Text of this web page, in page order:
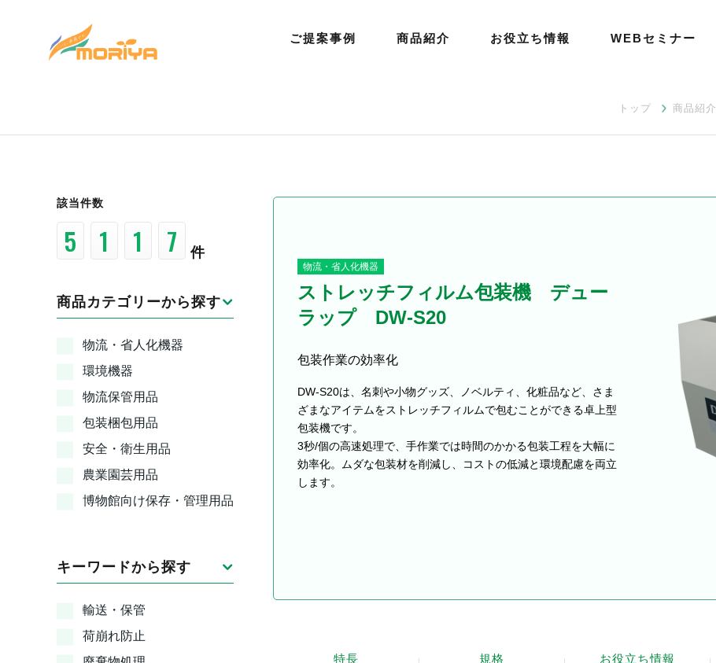
ご提案事例 商品紹介 お役立ち情報 WEBセミナー
トップ 商品紹介
該当件数
1 8 3 9 件
商品カテゴリーから探す
物流・省人化機器
環境機器
物流保管用品
包装梱包用品
安全・衛生用品
農業園芸用品
博物館向け保存・管理用品
キーワードから探す
輸送・保管
荷崩れ防止
物流・省人化機器
ストレッチフィルム包装機 デュー
ラップ DW-S20
包装作業の効率化
DW-S20は、名刺や小物グッズ、ノベルティ、化粧品など、さま
ざまなアイテムをストレッチフィルムで包むことができる卓上型
包装機です。
3秒/個の高速処理で、手作業では時間のかかる包装工程を大幅に
効率化。ムダな包装材を削減し、コストの低減と環境配慮を両立
します。
特長 規格 お役立ち情報